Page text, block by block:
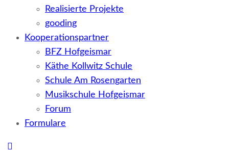
Realisierte Projekte
gooding
Kooperationspartner
BFZ Hofgeismar
Käthe Kollwitz Schule
Schule Am Rosengarten
Musikschule Hofgeismar
Forum
Formulare